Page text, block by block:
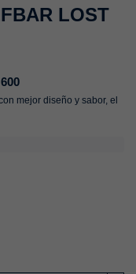
LOST
mejor diseño y sabor, el